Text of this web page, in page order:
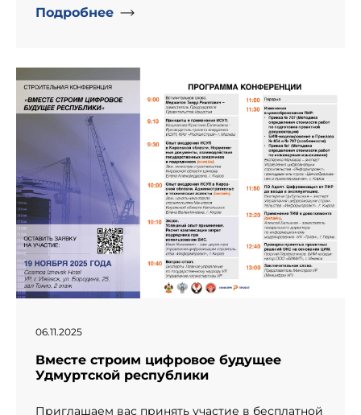
Подробнее
06.11.2025
Вместе строим цифровое будущее
Удмуртской республики
Приглашаем вас принять участие в бесплатной